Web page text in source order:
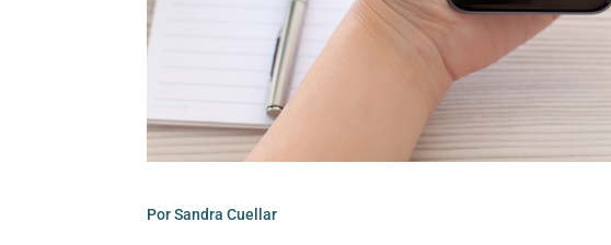
Por Sandra Cuellar